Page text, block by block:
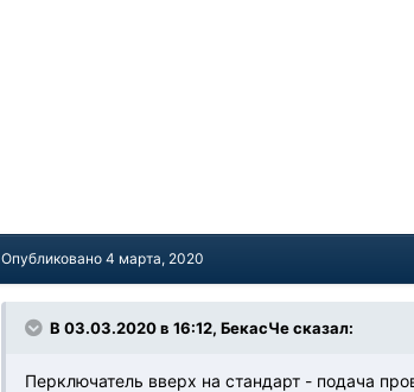
Опубликовано4 марта, 2020
В 03.03.2020 в 16:12, БекасЧе сказал:
Перключатель вверх на стандарт - подача